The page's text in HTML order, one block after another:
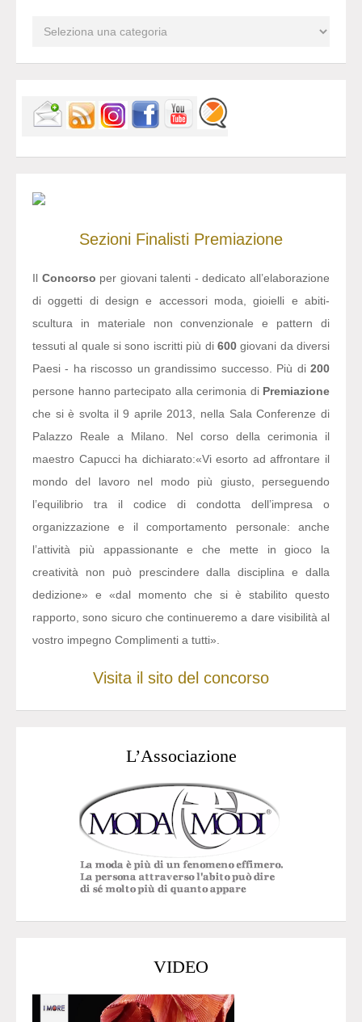
Sezioni Finalisti Premiazione
Il Concorso per giovani talenti - dedicato all’elaborazione
di oggetti di design e accessori moda, gioielli e abiti-
scultura in materiale non convenzionale e pattern di
tessuti al quale si sono iscritti più di 600giovani da diversi
Paesi - ha riscosso un grandissimo successo. Più di 200
persone hanno partecipato alla cerimonia di Premiazione
che si è svolta il 9 aprile 2013, nella Sala Conferenze di
Palazzo Reale a Milano. Nel corso della cerimonia il
maestro Capucci ha dichiarato:«Vi esorto ad affrontare il
mondo del lavoro nel modo più giusto, perseguendo
l’equilibrio tra il codice di condotta dell’impresa o
organizzazione e il comportamento personale: anche
l’attività più appassionante e che mette in gioco la
creatività non può prescindere dalla disciplina e dalla
dedizione» e «dal momento che si è stabilito questo
rapporto, sono sicuro che continueremo a dare visibilità al
vostro impegno Complimenti a tutti».
Visita il sito del concorso
L’Associazione
VIDEO